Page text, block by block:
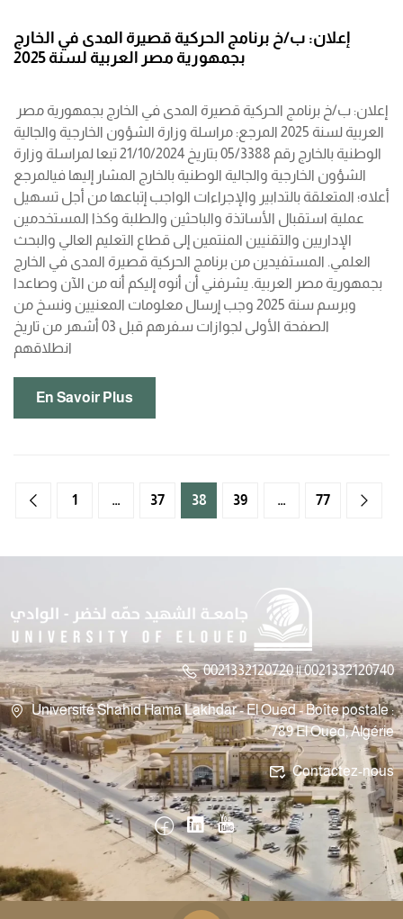
إعلان: ب/خ برنامج الحركية قصيرة المدى في الخارج
بجمهورية مصر العربية لسنة 2025
العربية لسنة 2025 المرجع: مراسلة وزارة الشؤون الخارجية والجالية
الوطنية بالخارج رقم 05/3388 بتاريخ 21/10/2024 تبعا لمراسلة وزارة
الشؤون الخارجية والجالية الوطنية بالخارج المشار إليها فيالمرجع
أعلاه؛ المتعلقة بالتدابير والإجراءات الواجب إتباعها من أجل تسهيل
عملية استقبال الأساتذة والباحثين والطلبة وكذا المستخدمين
الإداريين والتقنيين المنتمين إلى قطاع التعليم العالي والبحث
العلمي. المستفيدين من برنامج الحركية قصيرة المدى في الخارج
بجمهورية مصر العربية. يشرفني أن أنوه إليكم أنه من الآن وصاعدا
وبرسم سنة 2025 وجب إرسال معلومات المعنيين ونسخ من
الصفحة الأولى لجوازات سفرهم قبل 03 أشهر من تاريخ
انطلاقهم
En Savoir Plus
1 … 37 38 39 … 77
0021332120720 || 0021332120740
Université Shahid Hama Lakhdar - El Oued - Boîte postale :
789 El Oued, Algérie
Contactez-nous